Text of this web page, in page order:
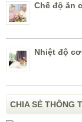
Chế độ ăn
Nhiệt độ
CHIA SẺ THÔNG